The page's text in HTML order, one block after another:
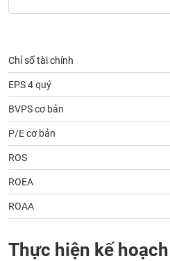
Chỉ số tài chính
EPS 4 quý
BVPS cơ bản
P/E cơ bản
ROS
ROEA
ROAA
Thực hiện kế hoạch